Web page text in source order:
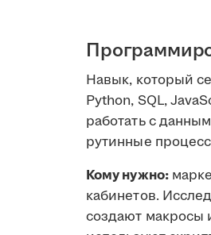
Навык, который
Python, SQL,
работать с
рутинные
Кому нужно:
кабинетов.
создают макросы